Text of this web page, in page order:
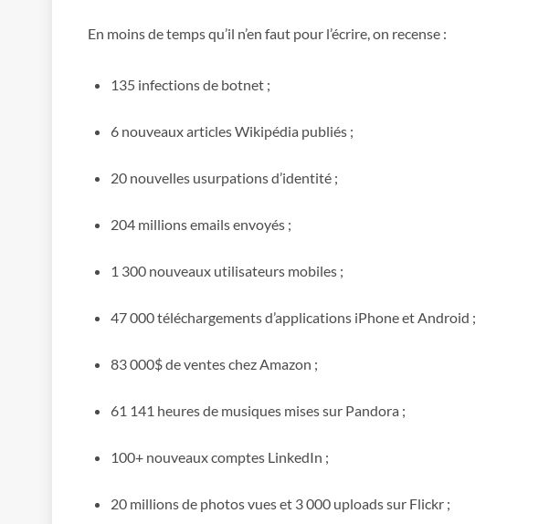
En moins de temps qu’il n’en faut pour l’écrire, on recense :
135 infections de botnet ;
6 nouveaux articles Wikipédia publiés ;
20 nouvelles usurpations d’identité ;
204 millions emails envoyés ;
1 300 nouveaux utilisateurs mobiles ;
47 000 téléchargements d’applications iPhone et Android ;
83 000$ de ventes chez Amazon ;
61 141 heures de musiques mises sur Pandora ;
100+ nouveaux comptes LinkedIn ;
20 millions de photos vues et 3 000 uploads sur Flickr ;